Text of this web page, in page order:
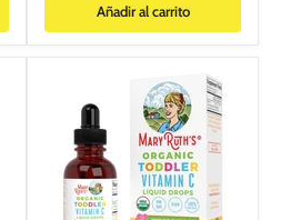
Añadir al carrito